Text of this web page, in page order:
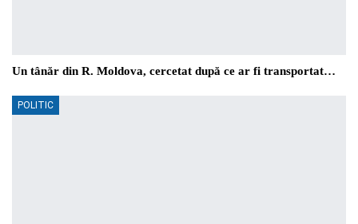
Un tânăr din R. Moldova, cercetat după ce ar fi transportat…
POLITIC